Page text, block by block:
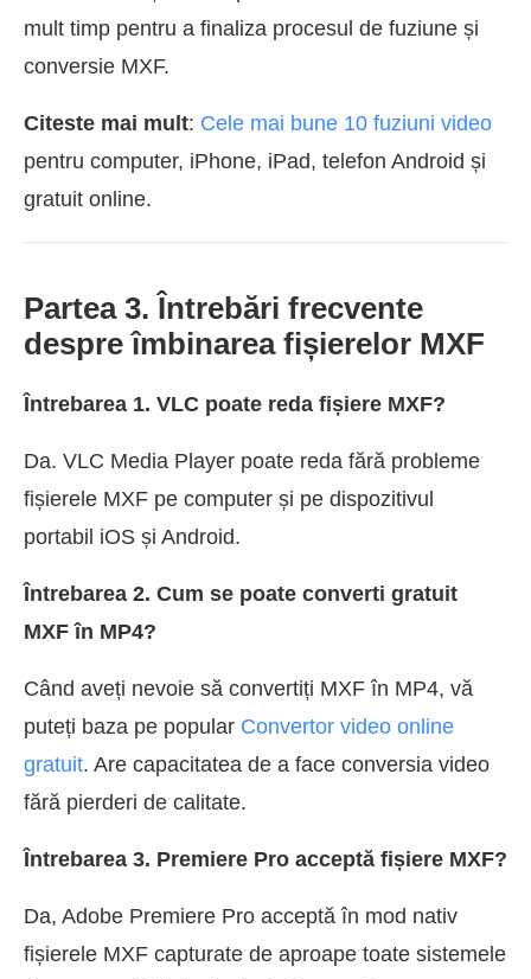
mult timp pentru a finaliza procesul de fuziune și
conversie MXF.
Citeste mai mult: Cele mai bune 10 fuziuni video
pentru computer, iPhone, iPad, telefon Android și
gratuit online.
Partea 3. Întrebări frecvente
despre îmbinarea fișierelor MXF
Întrebarea 1. VLC poate reda fișiere MXF?
Da. VLC Media Player poate reda fără probleme
fișierele MXF pe computer și pe dispozitivul
portabil iOS și Android.
Întrebarea 2. Cum se poate converti gratuit
MXF în MP4?
Când aveți nevoie să convertiți MXF în MP4, vă
puteți baza pe popular Convertor video online
gratuit. Are capacitatea de a face conversia video
fără pierderi de calitate.
Întrebarea 3. Premiere Pro acceptă fișiere MXF?
Da, Adobe Premiere Pro acceptă în mod nativ
fișierele MXF capturate de aproape toate sistemele